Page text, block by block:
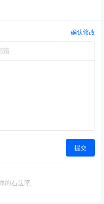
确认修改
提交
的看法吧